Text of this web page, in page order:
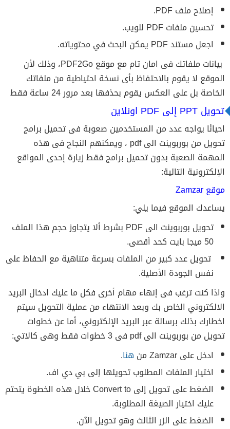
إصلاح ملف PDF.
تحسين ملفات PDF للويب.
اجعل مستند PDF يمكن البحث في محتوياته.
بيانات ملفاتك فى امان تام مع موقع PDF2Go، وذلك لأن
الموقع لا يقوم بالاحتفاظ بأى نسخة احتياطية من ملفاتك
الخاصة بل على العكس يقوم بحذفها بعد مرور 24 ساعة فقط
تحويل PPT إلى PDF اونلاين
احيانًا يواجه عدد من المستخدمين صعوبة فى تحميل برامج
تحويل من بوربوينت الى pdf ، ويمكنهم النجاح فى هذه
المهمة الصعبة بدون تحميل برامج فقط زيارة إحدى المواقع
الإلكترونية التالية:
موقع Zamzar
يساعدك الموقع فيما يلي:
تحويل بوربوينت الى PDF بشرط ألا يتجاوز حجم هذا الملف
50 ميجا بايت كحد أقصى.
تحويل عدد كبير من الملفات بسرعة متناهية مع الحفاظ على
نفس الجودة الأصلية.
واذا كنت ترغب فى إنهاء مهام أخرى فكل ما عليك ادخال البريد
الالكتروني الخاص بك وبعد الانتهاء من عملية التحويل سيتم
اخطارك بذلك برسالة عبر البريد الإلكتروني، أما عن خطوات
تحويل من بوربوينت الى pdf فى 3 خطوات فقط وهى كالاتي:
ادخل على Zamzar من
هنا.
اختيار الملفات المطلوب تحويلها إلى بي دي اف.
الضغط على تحويل إلى Convert to خلال هذه الخطوة يتحتم
عليك اختيار الصيغة المطلوبة.
الضغط على الزر الثالث وهو تحويل الآن.